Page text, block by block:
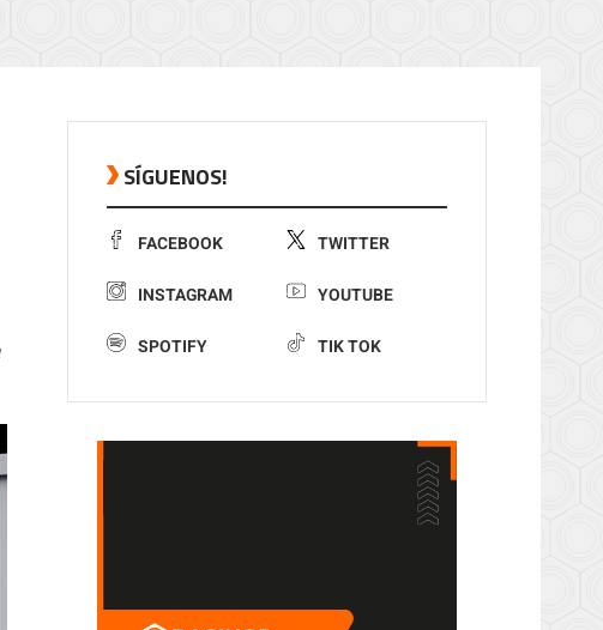
SÍGUENOS!
FACEBOOK TWITTER
INSTAGRAM YOUTUBE
SPOTIFY TIK TOK